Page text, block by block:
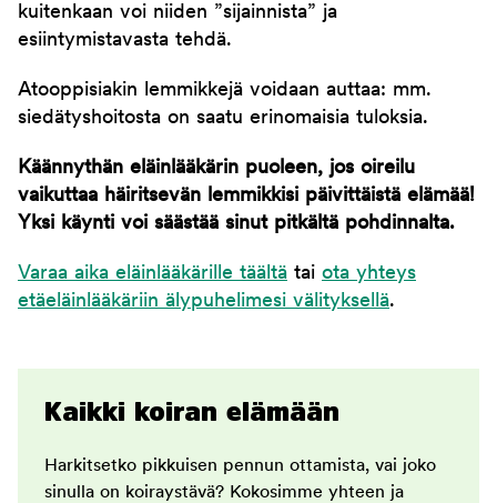
kuitenkaan voi niiden ”sijainnista” ja
esiintymistavasta tehdä.
Atooppisiakin lemmikkejä voidaan auttaa: mm.
siedätyshoitosta on saatu erinomaisia tuloksia.
Käännythän eläinlääkärin puoleen, jos oireilu
vaikuttaa häiritsevän lemmikkisi päivittäistä elämää!
Yksi käynti voi säästää sinut pitkältä pohdinnalta.
Varaa aika eläinlääkärille täältä tai ota yhteys
etäeläinlääkäriin älypuhelimesi välityksellä.
Kaikki koiran elämään
Harkitsetko pikkuisen pennun ottamista, vai joko
sinulla on koiraystävä? Kokosimme yhteen ja